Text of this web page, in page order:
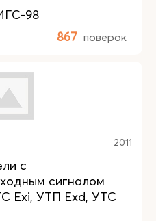
98
867 поверок
2011
с
сигналом
Ехi, УТП Ехd, УТС